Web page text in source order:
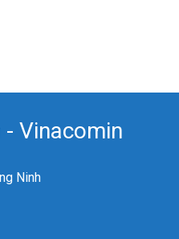
- Vinacomin
Ninh